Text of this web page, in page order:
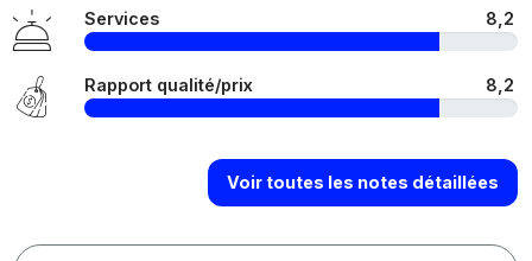
Services 8,2
Rapport qualité/prix 8,2
Voir toutes les notes détaillées